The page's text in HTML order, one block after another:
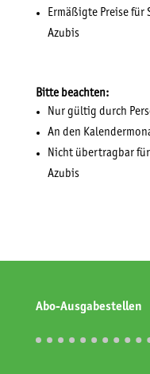
Ermäßigte Preise
Azubis
Bitte beachten:
Nur gültig durch
An den
Nicht übertragbar
Azubis
Abo-Ausgabestellen